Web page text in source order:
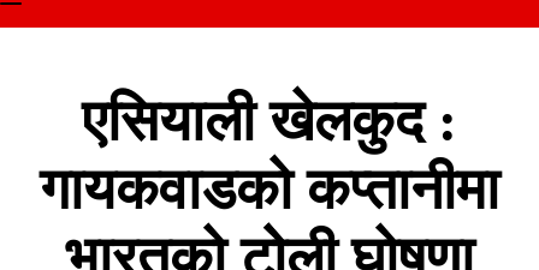
एसियाली खेलकुद :
गायकवाडको कप्तानीमा